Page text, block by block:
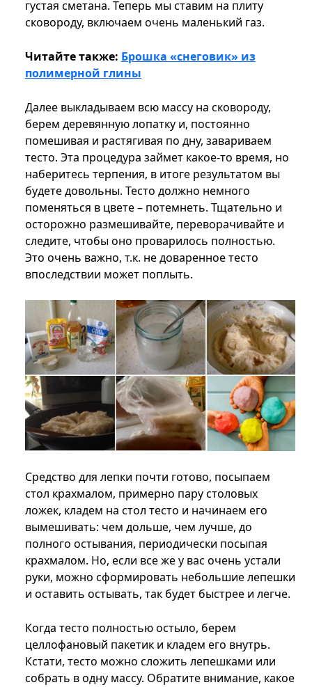
густая сметана. Теперь мы ставим на плиту
сковороду, включаем очень маленький газ.
Читайте также: Брошка «снеговик» из
полимерной глины
Далее выкладываем всю массу на сковороду,
берем деревянную лопатку и, постоянно
помешивая и растягивая по дну, завариваем
тесто. Эта процедура займет какое-то время, но
наберитесь терпения, в итоге результатом вы
будете довольны. Тесто должно немного
поменяться в цвете – потемнеть. Тщательно и
осторожно размешивайте, переворачивайте и
следите, чтобы оно проварилось полностью.
Это очень важно, т.к. не доваренное тесто
впоследствии может поплыть.
Средство для лепки почти готово, посыпаем
стол крахмалом, примерно пару столовых
ложек, кладем на стол тесто и начинаем его
вымешивать: чем дольше, чем лучше, до
полного остывания, периодически посыпая
крахмалом. Но, если все же у вас очень устали
руки, можно сформировать небольшие лепешки
и оставить остывать, так будет быстрее и легче.
Когда тесто полностью остыло, берем
целлофановый пакетик и кладем его внутрь.
Кстати, тесто можно сложить лепешками или
собрать в одну массу. Обратите внимание, какое